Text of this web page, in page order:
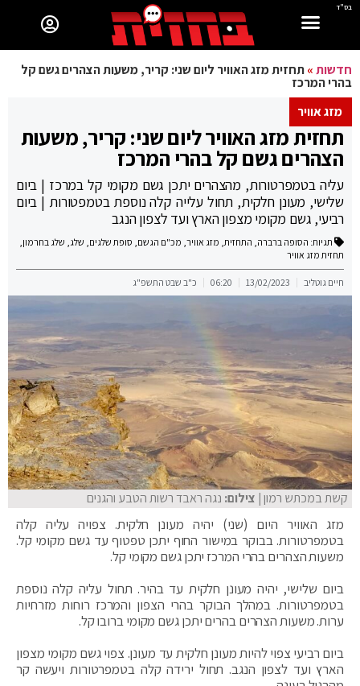
בס"ד
חדשות»תחזית מזג האוויר ליום שני: קריר, משעות הצהרים גשם קל
בהרי המרכז
מזג אוויר
תחזית מזג האוויר ליום שני: קריר, משעות
הצהרים גשם קל בהרי המרכז
עליה בטמפרטורות, מהצהרים יתכן גשם מקומי קל במרכז | ביום
שלישי, מעונן חלקית, תחול עלייה קלה נוספת בטמפטורות | ביום
רביעי, גשם מקומי מצפון הארץ ועד לצפון הנגב
תגיות: הסופה ברברה, התחזית, מזג אוויר, מכ"ם הגשם, סופת שלגים, שלג, שלג בחרמון,
תחזית מזג אוויר
חיים גוטליב 13/02/2023
06:20 כ"ב שבט התשפ"ג
קשת במכתש רמון| צילום: נגה ראבד רשות הטבע והגנים
מזג האוויר היום (שני) יהיה מעונן חלקית. צפויה עליה קלה
בטמפרטורות. בבוקר במישור החוף יתכן טפטוף עד גשם מקומי קל.
משעות הצהרים בהרי המרכז יתכן גשם מקומי קל.
ביום שלישי, יהיה מעונן חלקית עד בהיר. תחול עליה קלה נוספת
בטמפרטורות. במהלך הבוקר בהרי הצפון והמרכז רוחות מזרחיות
ערות. משעות הצהרים בהרים יתכן גשם מקומי ברובו קל.
ביום רביעי צפוי להיות מעונן חלקית עד מעונן. צפוי גשם מקומי מצפון
הארץ ועד לצפון הנגב. תחול ירידה קלה בטמפרטורות ויעשה קר